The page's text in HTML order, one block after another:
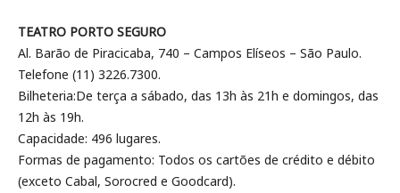
TEATRO PORTO SEGURO
Al. Barão de Piracicaba, 740 – Campos Elíseos – São Paulo.
Telefone (11) 3226.7300.
Bilheteria:De terça a sábado, das 13h às 21h e domingos, das
12h às 19h.
Capacidade: 496 lugares.
Formas de pagamento: Todos os cartões de crédito e débito
(exceto Cabal, Sorocred e Goodcard).